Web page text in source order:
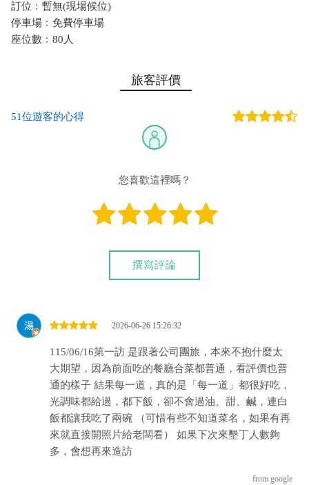
訂位﹕暫無(現場候位)
停車場﹕免費停車場
座位數﹕80人
旅客評價
51位遊客的心得
您喜歡這裡嗎？
撰寫評論
2026-06-26 15:26:32
115/06/16第一訪 是跟著公司團旅，本來不抱什麼太
大期望，因為前面吃的餐廳合菜都普通，看評價也普
通的樣子 結果每一道，真的是「每一道」都很好吃，
光調味都給過，都下飯，卻不會過油、甜、鹹，連白
飯都讓我吃了兩碗 （可惜有些不知道菜名，如果有再
來就直接開照片給老闆看） 如果下次來墾丁人數夠
多，會想再來造訪
from google